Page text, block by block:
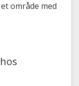
område med